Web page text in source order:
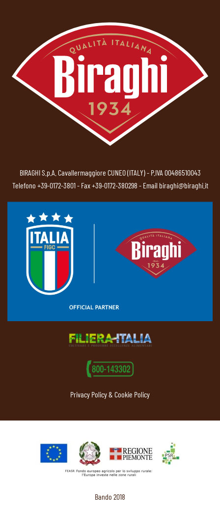
BIRAGHI S.p.A. Cavallermaggiore CUNEO (ITALY) - P.IVA 00486510043
Telefono +39-0172-3801- Fax +39-0172-380298 - Email biraghi@biraghi.it
Privacy Policy & Cookie Policy
Bando 2018